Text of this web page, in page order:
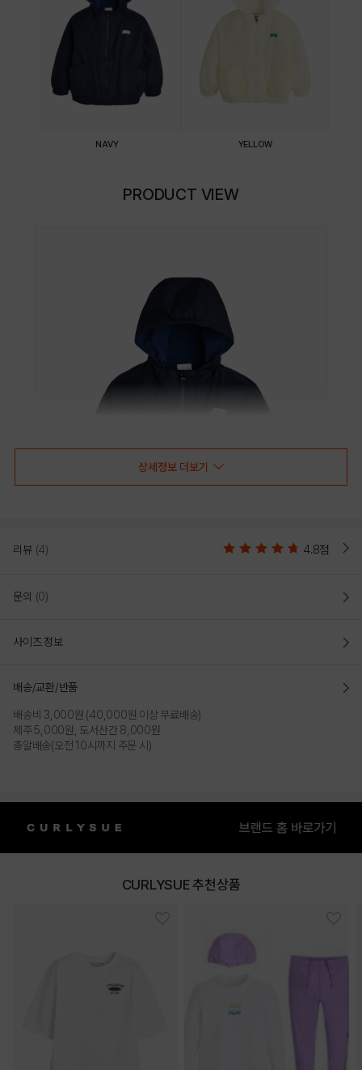
NAVY YELLOW
PRODUCT VIEW
상세정보 더보기
리뷰 (4) 4.8점
문의 (0)
사이즈 정보
배송/교환/반품
배송비 3,000원 (40,000원 이상 무료배송)
제주 5,000원, 도서산간 8,000원
총알배송(오전 10시까지 주문 시)
CURLYSUE 추천상품